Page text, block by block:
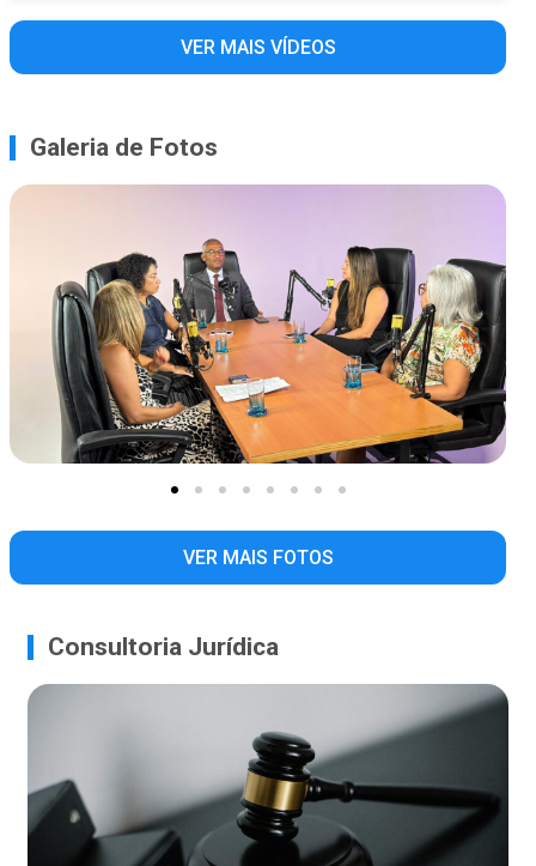
VER MAIS VÍDEOS
Galeria de Fotos
VER MAIS FOTOS
Consultoria Jurídica